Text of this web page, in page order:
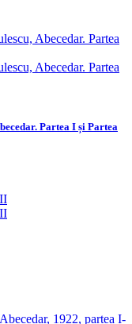
Partea I și Partea